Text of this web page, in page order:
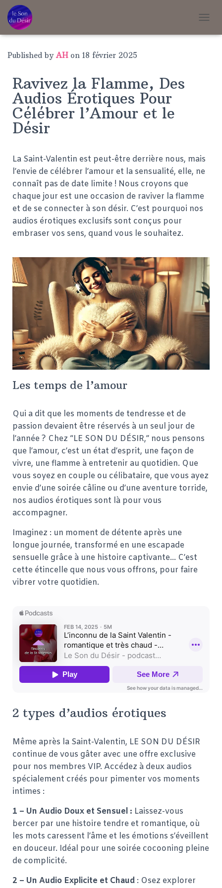
O
O
Published by AHon 18 février 2025
Ravivez la Flamme, Des
Audios Érotiques Pour
Célébrer l’Amour et le
Désir
La Saint-Valentin est peut-être derrière nous, mais
l’envie de célébrer l’amour et la sensualité, elle, ne
connaît pas de date limite ! Nous croyons que
chaque jour est une occasion de raviver la flamme
et de se connecter à son désir. C’est pourquoi nos
audios érotiques exclusifs sont conçus pour
embraser vos sens, quand vous le souhaitez.
Les temps de l’amour
Qui a dit que les moments de tendresse et de
passion devaient être réservés à un seul jour de
l’année ? Chez “LE SON DU DÉSIR,” nous pensons
que l’amour, c’est un état d’esprit, une façon de
vivre, une flamme à entretenir au quotidien. Que
vous soyez en couple ou célibataire, que vous ayez
envie d’une soirée câline ou d’une aventure torride,
nos audios érotiques sont là pour vous
accompagner.
Imaginez : un moment de détente après une
longue journée, transformé en une escapade
sensuelle grâce à une histoire captivante… C’est
cette étincelle que nous vous offrons, pour faire
vibrer votre quotidien.
2 types d’audios érotiques
Même après la Saint-Valentin, LE SON DU DÉSIR
continue de vous gâter avec une offre exclusive
pour nos membres VIP. Accédez à deux audios
spécialement créés pour pimenter vos moments
intimes :
1 – Un Audio Doux et Sensuel : Laissez-vous
bercer par une histoire tendre et romantique, où
les mots caressent l’âme et les émotions s’éveillent
en douceur. Idéal pour une soirée cocooning pleine
de complicité.
2 – Un Audio Explicite et Chaud : Osez explorer